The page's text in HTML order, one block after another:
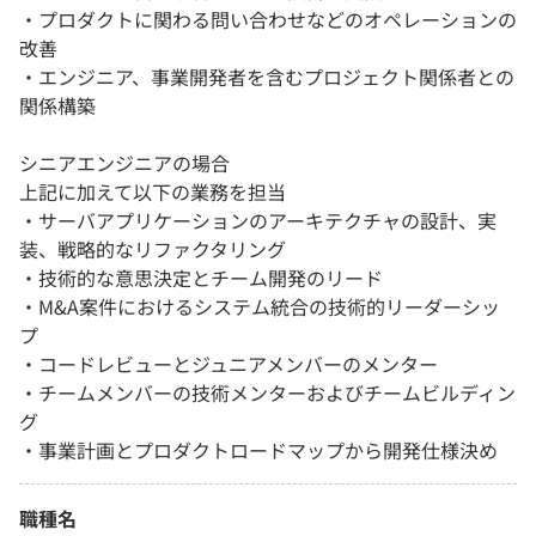
・プロダクトに関わる問い合わせなどのオペレーションの
改善
・エンジニア、事業開発者を含むプロジェクト関係者との
関係構築
シニアエンジニアの場合
上記に加えて以下の業務を担当
・サーバアプリケーションのアーキテクチャの設計、実
装、戦略的なリファクタリング
・技術的な意思決定とチーム開発のリード
・M&A案件におけるシステム統合の技術的リーダーシッ
プ
・コードレビューとジュニアメンバーのメンター
・チームメンバーの技術メンターおよびチームビルディン
グ
・事業計画とプロダクトロードマップから開発仕様決め
職種名